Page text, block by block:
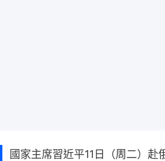
國家主席習近平11日（周二）赴